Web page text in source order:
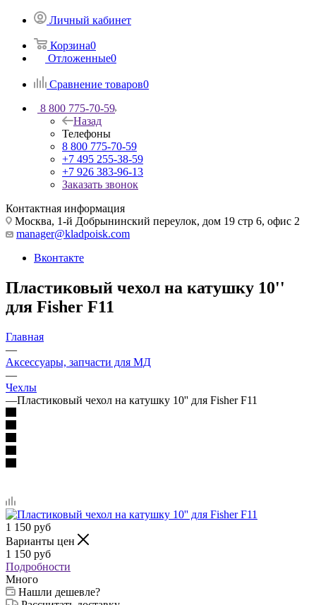
Личный кабинет
Корзина0
Отложенные0
Сравнение товаров0
8 800 775-70-59
Назад
Телефоны
8 800 775-70-59
+7 495 255-38-59
+7 926 383-96-13
Заказать звонок
Контактная информация
Москва, 1-й Добрынинский переулок, дом 19 стр 6, офис 2
manager@kladpoisk.com
Вконтакте
Пластиковый чехол на катушку 10''
для Fisher F11
Главная
—
Аксессуары, запчасти для МД
—
Чехлы
—Пластиковый чехол на катушку 10'' для Fisher F11
1 150 руб
Варианты цен
1 150 руб
Подробности
Много
Нашли дешевле?